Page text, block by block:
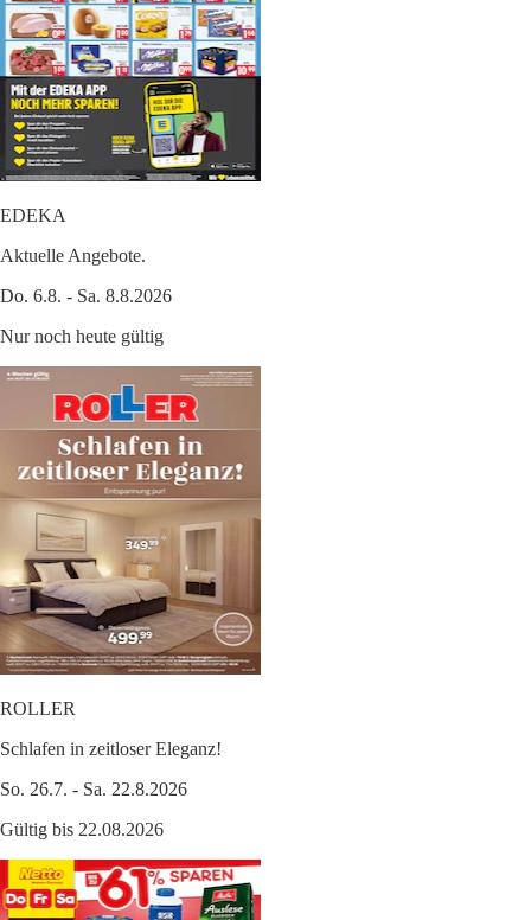
EDEKA
Aktuelle Angebote.
Do. 6.8. - Sa. 8.8.2026
Nur noch heute gültig
ROLLER
Schlafen in zeitloser Eleganz!
So. 26.7. - Sa. 22.8.2026
Gültig bis 22.08.2026